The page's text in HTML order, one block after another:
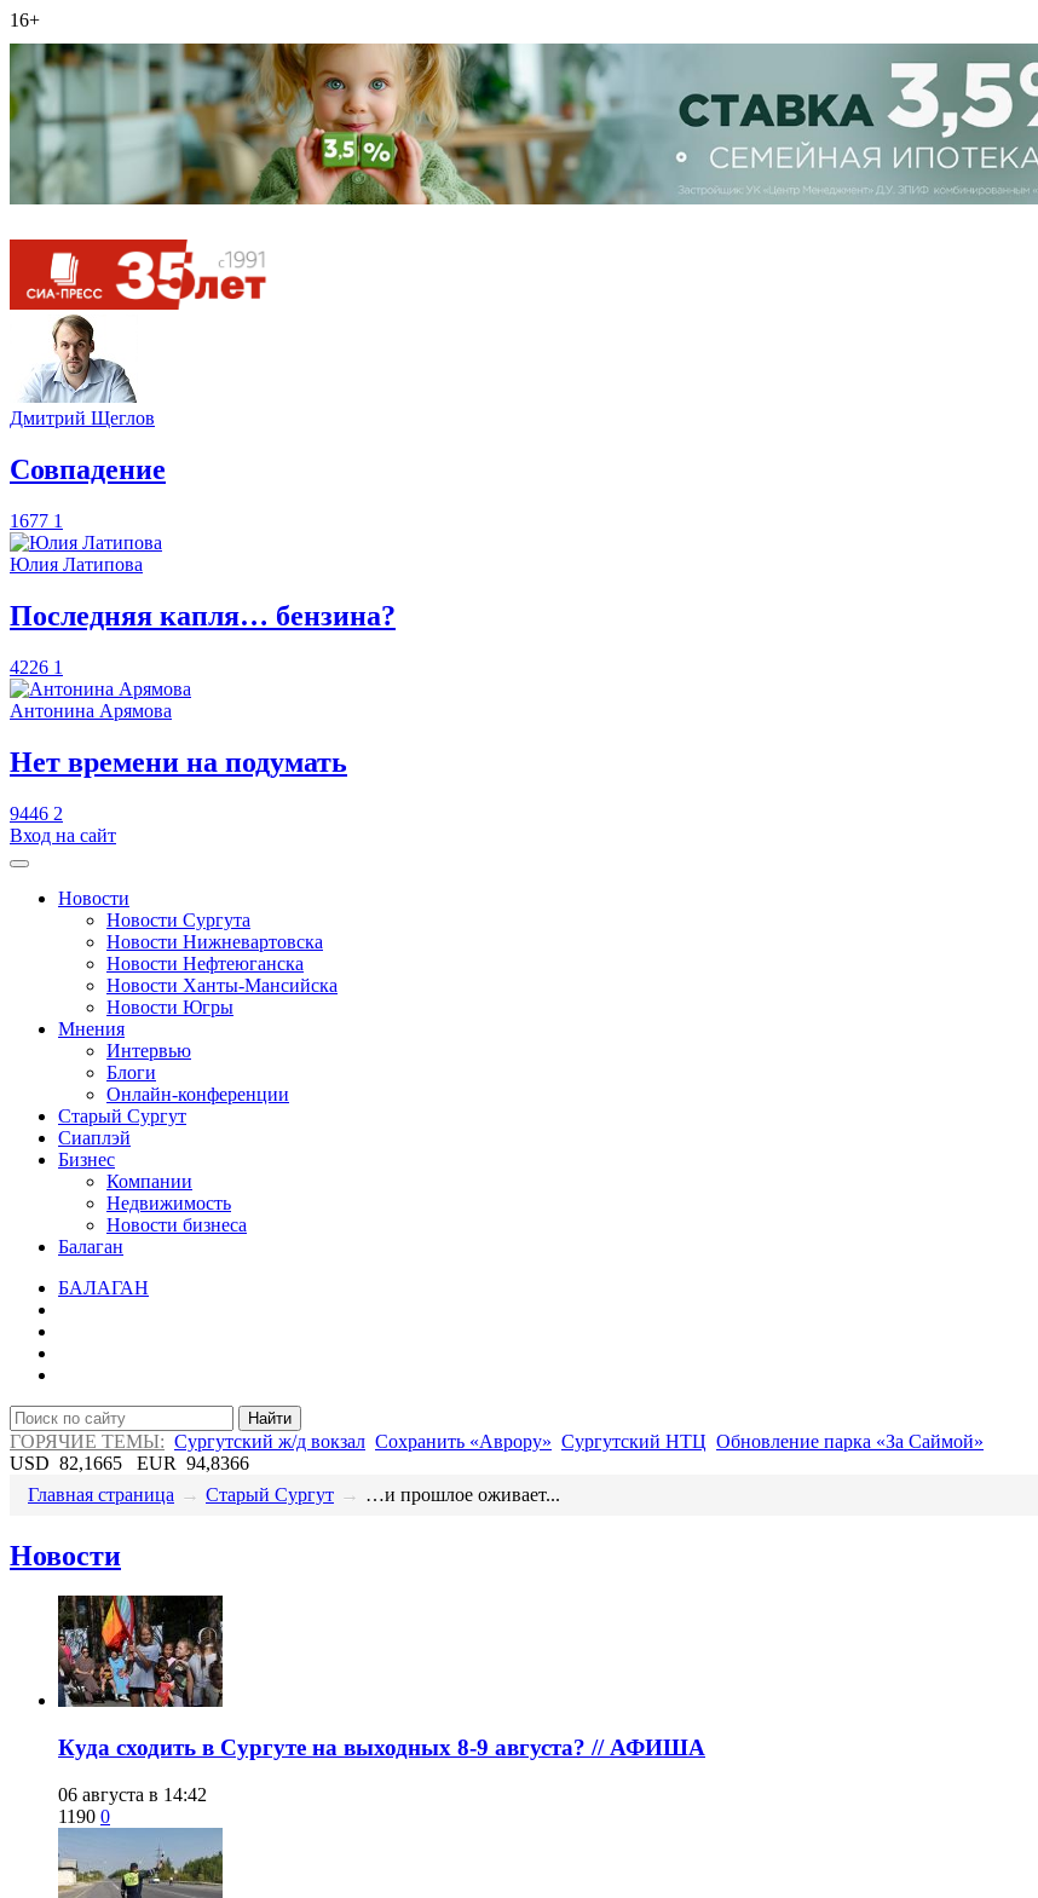
16+
Дмитрий Щеглов
​Совпадение
1677 1
Юлия Латипова
​Последняя капля… бензина?
4226 1
Антонина Арямова
​Нет времени на подумать
9446 2
Вход на сайт
Новости
Новости Сургута
Новости Нижневартовска
Новости Нефтеюганска
Новости Ханты-Мансийска
Новости Югры
Мнения
Интервью
Блоги
Онлайн-конференции
Старый Сургут
Сиаплэй
Бизнес
Компании
Недвижимость
Новости бизнеса
Балаган
БАЛАГАН
Найти
ГОРЯЧИЕ ТЕМЫ: Сургутский ж/д вокзал Сохранить «Аврору» Сургутский НТЦ Обновление парка «За Саймой»
USD 82,1665 EUR 94,8366
Главная страница → Старый Сургут → …и прошлое оживает...
Новости
​Куда сходить в Сургуте на выходных 8-9 августа? // АФИША
06 августа в 14:42
1190 0